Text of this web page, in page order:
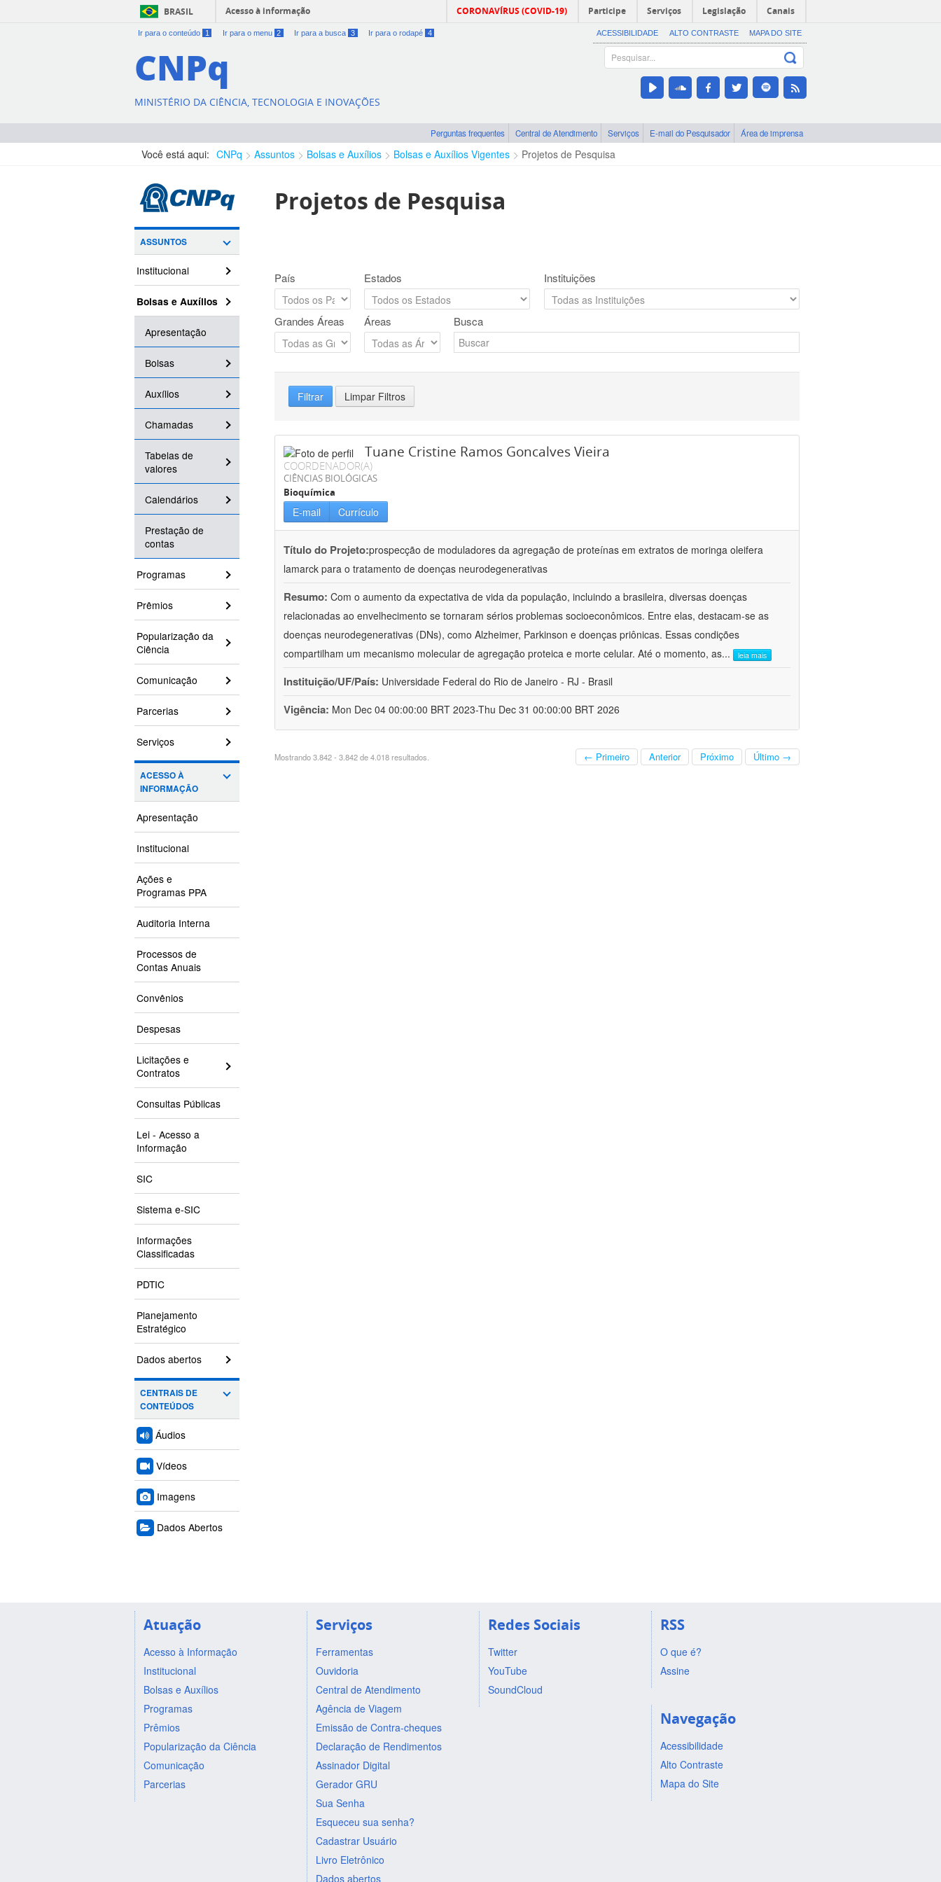
BRASIL Acesso à informação CORONAVÍRUS (COVID-19) Participe Serviços Legislação Canais
Ir para o conteúdo 1 Ir para o menu 2 Ir para a busca 3 Ir para o rodapé 4 ACESSIBILIDADE ALTO CONTRASTE MAPA DO SITE
CNPq
MINISTÉRIO DA CIÊNCIA, TECNOLOGIA E INOVAÇÕES
Perguntas frequentes Central de Atendimento Serviços E-mail do Pesquisador Área de imprensa
Você está aqui: CNPq Assuntos Bolsas e Auxílios Bolsas e Auxílios Vigentes Projetos de Pesquisa
ASSUNTOS
Institucional
Bolsas e Auxílios
Apresentação
Bolsas
Auxílios
Chamadas
Tabelas de
valores
Calendários
Prestação de
contas
Programas
Prêmios
Popularização da
Ciência
Comunicação
Parcerias
Serviços
ACESSO À
INFORMAÇÃO
Apresentação
Institucional
Ações e
Programas PPA
Auditoria Interna
Processos de
Contas Anuais
Convênios
Despesas
Licitações e
Contratos
Consultas Públicas
Lei - Acesso a
Informação
SIC
Sistema e-SIC
Informações
Classificadas
PDTIC
Planejamento
Estratégico
Dados abertos
CENTRAIS DE
CONTEÚDOS
Áudios
Vídeos
Imagens
Dados Abertos
Projetos de Pesquisa
País Estados Instituições
Grandes Áreas Áreas Busca
Filtrar Limpar Filtros
Tuane Cristine Ramos Goncalves Vieira
COORDENADOR(A)
CIÊNCIAS BIOLÓGICAS
Bioquímica
E-mail Currículo
Título do Projeto:prospecção de moduladores da agregação de proteínas em extratos de moringa oleifera
lamarck para o tratamento de doenças neurodegenerativas
Resumo: Com o aumento da expectativa de vida da população, incluindo a brasileira, diversas doenças
relacionadas ao envelhecimento se tornaram sérios problemas socioeconômicos. Entre elas, destacam-se as
doenças neurodegenerativas (DNs), como Alzheimer, Parkinson e doenças priônicas. Essas condições
compartilham um mecanismo molecular de agregação proteica e morte celular. Até o momento, as... leia mais
Instituição/UF/País: Universidade Federal do Rio de Janeiro - RJ - Brasil
Vigência: Mon Dec 04 00:00:00 BRT 2023-Thu Dec 31 00:00:00 BRT 2026
Mostrando 3.842 - 3.842 de 4.018 resultados. ← Primeiro Anterior Próximo Último →
Atuação
Acesso à Informação
Institucional
Bolsas e Auxílios
Programas
Prêmios
Popularização da Ciência
Comunicação
Parcerias
Serviços
Ferramentas
Ouvidoria
Central de Atendimento
Agência de Viagem
Emissão de Contra-cheques
Declaração de Rendimentos
Assinador Digital
Gerador GRU
Sua Senha
Esqueceu sua senha?
Cadastrar Usuário
Livro Eletrônico
Dados abertos
Redes Sociais
Twitter
YouTube
SoundCloud
RSS
O que é?
Assine
Navegação
Acessibilidade
Alto Contraste
Mapa do Site